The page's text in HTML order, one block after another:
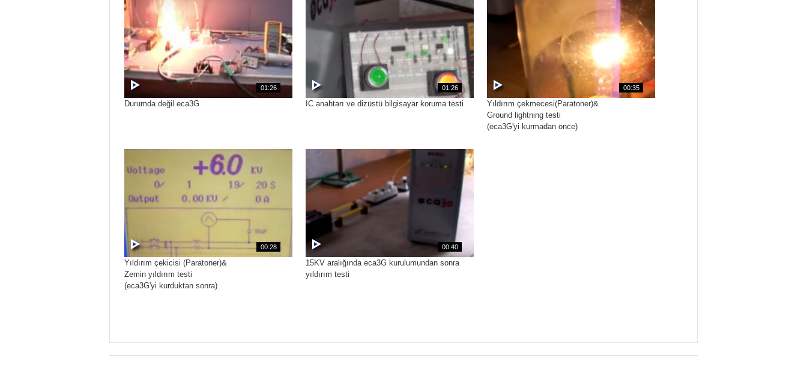
01:26
Durumda değil eca3G
01:26
IC anahtarı ve dizüstü bilgisayar koruma testi
00:35
Yıldırım çekmecesi(Paratoner)&
Ground lightning testi
(eca3G'yi kurmadan önce)
00:28
Yıldırım çekicisi (Paratoner)&
Zemin yıldırım testi
(eca3G'yi kurduktan sonra)
00:40
15KV aralığında eca3G kurulumundan sonra
yıldırım testi